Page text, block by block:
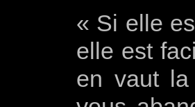
« Si elle
elle est
en vaut la